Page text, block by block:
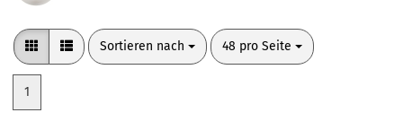
Sortieren nach
Sortieren nach 48 pro Seite
pro Seite
1